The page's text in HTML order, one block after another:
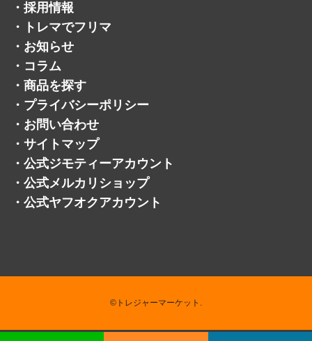
不用品買取
・ 買取方法
・ 会社概要
・ サービスメニュー
・ ライン
・ よくある質問
・ お客様の声
・ 採用情報
・ トレマでフリマ
・ お知らせ
・ コラム
・サイトマップ
公式ジモティーアカウント